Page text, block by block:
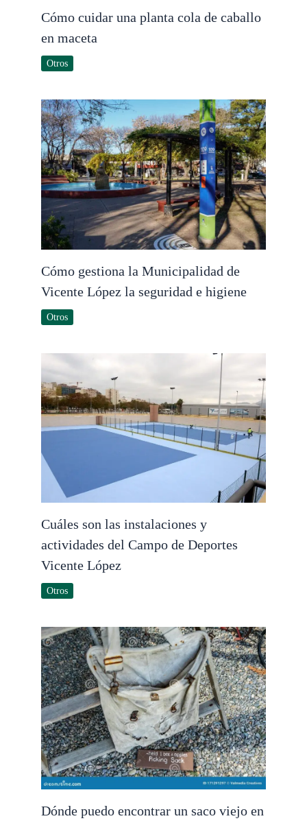
Cómo cuidar una planta cola de caballo
en maceta
Otros
Cómo gestiona la Municipalidad de
Vicente López la seguridad e higiene
Otros
Cuáles son las instalaciones y
actividades del Campo de Deportes
Vicente López
Otros
Dónde puedo encontrar un saco viejo en